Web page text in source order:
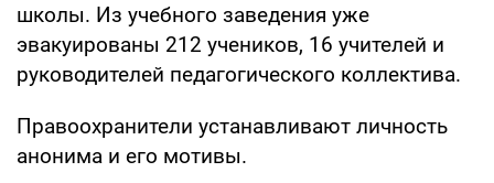
школы. Из учебного заведения уже
эвакуированы 212 учеников, 16 учителей и
руководителей педагогического коллектива.
Правоохранители устанавливают личность
анонима и его мотивы.